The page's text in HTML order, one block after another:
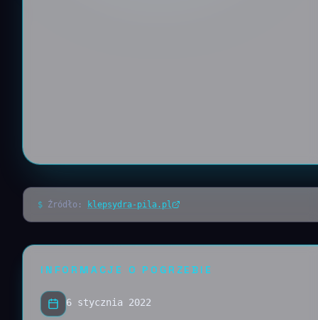
$ Źródło: klepsydra-pila.pl
INFORMACJE O POGRZEBIE
6 stycznia 2022